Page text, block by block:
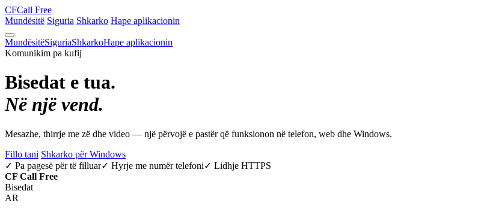
CFCall Free
Mundësitë Siguria Shkarko Hape aplikacionin
MundësitëSiguriaShkarkoHape aplikacionin
Komunikim pa kufij
Bisedat e tua.
Në një vend.
Mesazhe, thirrje me zë dhe video — një përvojë e pastër që funksionon në telefon, web dhe Windows.
Fillo tani Shkarko për Windows
✓ Pa pagesë për të filluar✓ Hyrje me numër telefoni✓ Lidhje HTTPS
CF Call Free
Bisedat
AR